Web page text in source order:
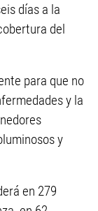
días a la
del
para que no
y la
y
en 279